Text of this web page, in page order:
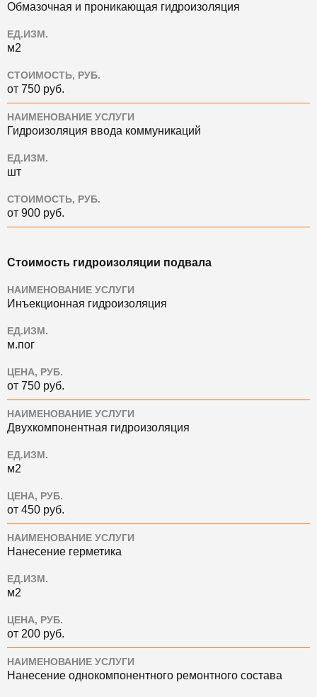
Обмазочная и проникающая гидроизоляция
ЕД.ИЗМ.
м2
СТОИМОСТЬ, РУБ.
от 750 руб.
НАИМЕНОВАНИЕ УСЛУГИ
Гидроизоляция ввода коммуникаций
ЕД.ИЗМ.
шт
СТОИМОСТЬ, РУБ.
от 900 руб.
Стоимость гидроизоляции подвала
НАИМЕНОВАНИЕ УСЛУГИ
Инъекционная гидроизоляция
ЕД.ИЗМ.
м.пог
ЦЕНА, РУБ.
от 750 руб.
НАИМЕНОВАНИЕ УСЛУГИ
Двухкомпонентная гидроизоляция
ЕД.ИЗМ.
м2
ЦЕНА, РУБ.
от 450 руб.
НАИМЕНОВАНИЕ УСЛУГИ
Нанесение герметика
ЕД.ИЗМ.
м2
ЦЕНА, РУБ.
от 200 руб.
НАИМЕНОВАНИЕ УСЛУГИ
Нанесение однокомпонентного ремонтного состава